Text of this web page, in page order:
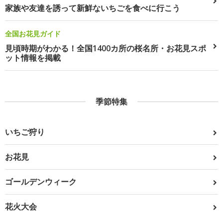
家族や友達を誘って新鮮ないちごを食べに行こう
全国お花見ガイド
見頃時期がわかる！全国1400カ所の桜名所・お花見スポ
ット情報を掲載
季節特集
いちご狩り
お花見
ゴールデンウィーク
花火大会